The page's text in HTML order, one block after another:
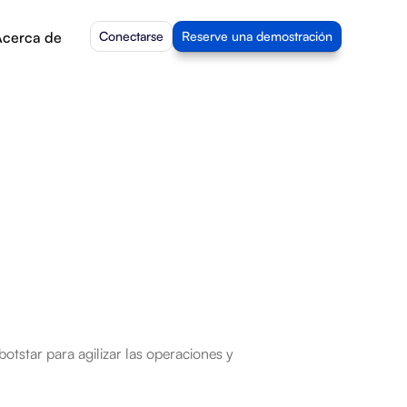
para agilizar las operaciones y
de Conectarse Reserve una demostración